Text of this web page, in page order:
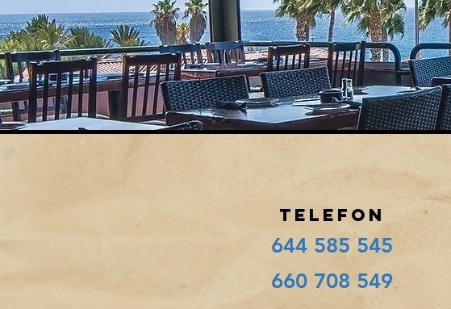
TELEFON
644 585 545
660 708 549